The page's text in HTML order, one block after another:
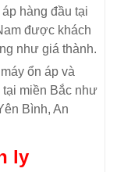
hàng đầu tại
được khách
như giá thành.
ổn áp và
miền Bắc như
Bình, An
ly